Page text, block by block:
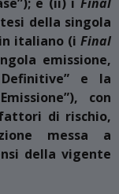
della singola
italiano (i Final
emissione,
e la
con
di rischio,
messa a
della vigente